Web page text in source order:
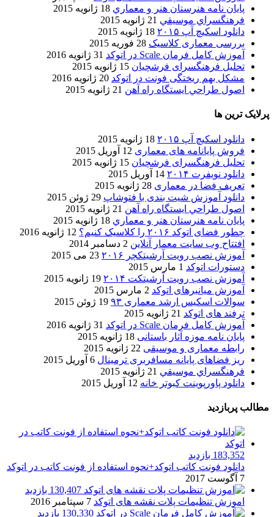
پایان نامه هنرستان هنر و معماري 18 ژانویه 2015
فرهنگسراي موسيقي 21 ژانویه 2015
دانلود اسکیچ آپ ۲۰۱۵
18 ژانویه 2015
بررسی معماری کلاسیک 28 فوریه 2015
آموزش کامل فرمان Scale در اتوکد
31 ژانویه 2016
تحلیل فرهنگسرای فرشچیان 15 ژانویه 2015
مشکل بهم ریختگی فونت در اتوکد 20 ژانویه 2016
اصول طراحي ایستگاه راه آهن 21 ژانویه 2015
پرلایک ترین ها
دانلود اسکیچ آپ ۲۰۱۵
18 ژانویه 2015
فروش پایانامه های معماری 12 آوریل 2015
تحلیل فرهنگسرای فرشچیان 15 ژانویه 2015
دانلود نویفرت ۲۰۱۴
14 آوریل 2015
تعریف فضا در معماری 28 ژانویه 2015
دانلود آموزش شیت بندی با فتوشاپ 29 ژوئن 2015
اصول طراحي ایستگاه راه آهن 21 ژانویه 2015
پایان نامه هنرستان هنر و معماري 18 ژانویه 2015
چطور فضای اتوکد ۲۰۱۶ را کلاسیک کنیم؟
12 ژانویه 2016
افتتاح وب سایت معمار آنلاین 2 دسامبر 2014
آموزش نصب رویت آرشیتکچر ۲۰۱۶
23 می 2015
دستورات اتوکد 1 مارس 2015
آموزش نصب رویت آرشیتکت ۲۰۱۴
19 ژانویه 2015
آموزش میانبرهای اتوکد 2 مارس 2015
سوالات اسکیس ارشد معماری ۹۳
19 ژوئن 2015
ترفند های اتوکد 21 ژانویه 2015
آموزش کامل فرمان Scale در اتوکد
31 ژانویه 2016
پایان نامه موزه آثار باستانی 18 ژانویه 2015
رابطه معماری و موسیقی 22 ژانویه 2015
ریز فضاهای پایانه مسافربری ترمینال 6 آوریل 2015
فرهنگسراي موسيقي 21 ژانویه 2015
دانلود پاورپوینت کبوتر خانه 12 آوریل 2015
مطالب پربازدید
183,352 بازدید
دانلود فونت کاتب اتوکد+نحوه استفاده از فونت کاتب در اتوکد
7 آگوست 2017
130,407 بازدید
اموزش تنظیمات پلات نقشه های اتوکد 7 سپتامبر 2016
130,330 بازدید